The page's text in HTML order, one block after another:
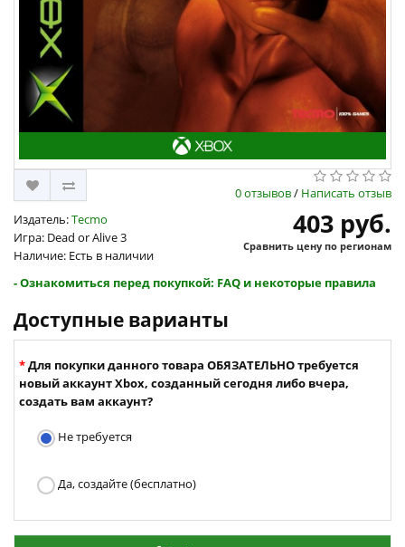
0 отзывов/ Написать отзыв
Издатель:Tecmo
Игра: Dead or Alive 3
Наличие: Есть в наличии
403 руб.
Сравнить цену по регионам
- Ознакомиться перед покупкой: FAQ и некоторые правила
Доступные варианты
Для покупки данного товара ОБЯЗАТЕЛЬНО требуется
новый аккаунт Xbox, созданный сегодня либо вчера,
создать вам аккаунт?
Не требуется
Да, создайте (бесплатно)